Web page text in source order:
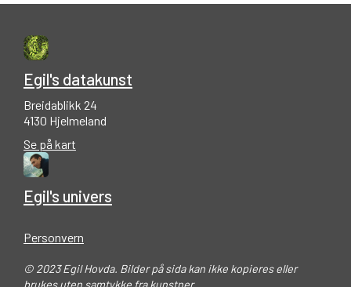
Egil's datakunst
Breidablikk 24
4130 Hjelmeland
Se på kart
Egil's univers
Personvern
© 2023 Egil Hovda. Bilder på sida kan ikke kopieres eller
brukes uten samtykke fra kunstner.